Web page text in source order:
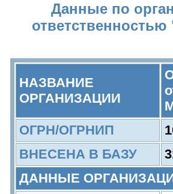
Данные по
НАЗВАНИЕ
ОРГАНИЗАЦИИ
ОГРН/ОГРНИП
ВНЕСЕНА В БАЗУ
ДАННЫЕ